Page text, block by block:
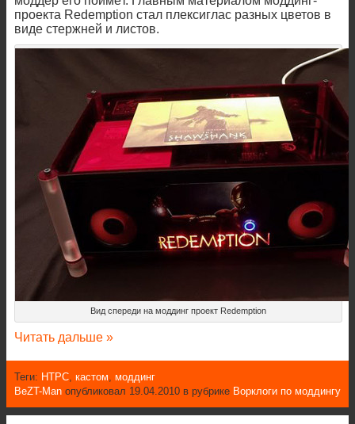
проекта Redemption стал плексиглас разных цветов в
виде стержней и листов.
Вид спереди на моддинг проект Redemption
Читать дальше »
Теги: HTPC, кастом, моддинг
BeZT-Man опубликовал 19.04.2010 в рубрике Ворклоги по моддингу